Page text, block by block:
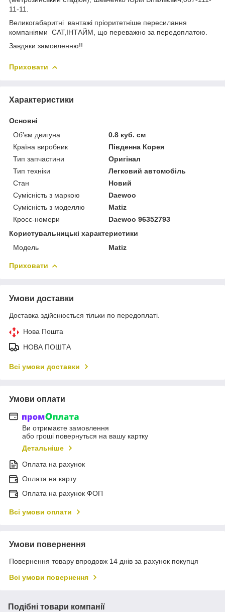
11-11.
Великогабаритні вантажі пріоритетніше пересилання
компаніями САТ,ІНТАЙМ, що переважно за передоплатою.
Завдяки замовленню!!
Приховати
Характеристики
Основні
Об'єм двигуна
0.8 куб. см
Країна виробник
Південна Корея
Тип запчастини
Оригінал
Тип техніки
Легковий автомобіль
Стан
Новий
Сумісність з маркою
Daewoo
Сумісність з моделлю
Matiz
Кросс-номери
Daewoo 96352793
Користувальницькі характеристики
Модель
Matiz
Приховати
Умови доставки
Доставка здійснюється тільки по передоплаті.
Нова Пошта
НОВА ПОШТА
Всі умови доставки
Умови оплати
Ви отримаєте замовлення
або гроші повернуться на вашу картку
Детальніше
Оплата на рахунок
Оплата на карту
Оплата на рахунок ФОП
Всі умови оплати
Умови повернення
Повернення товару впродовж 14 днів за рахунок покупця
Всі умови повернення
Подібні товари компанії